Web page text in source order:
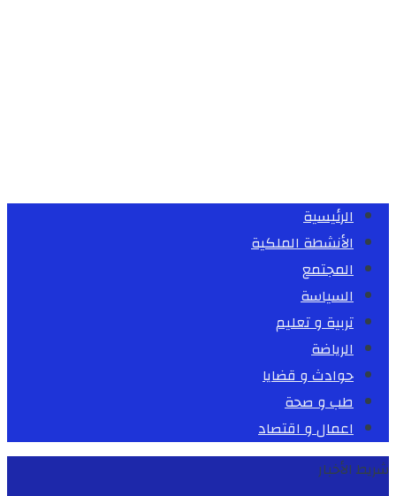
الرئيسية
الأنشطة الملكية
المجتمع
السياسة
تربية و تعليم
الرياضة
حوادث و قضايا
طب و صحة
اعمال و اقتصاد
شريط الأخبار